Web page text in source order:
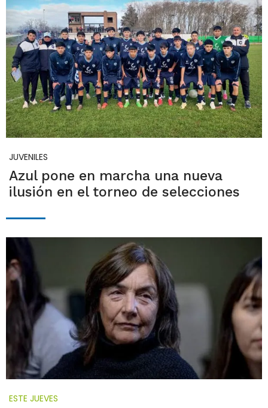
JUVENILES
Azul pone en marcha una nueva
ilusión en el torneo de selecciones
ESTE JUEVES